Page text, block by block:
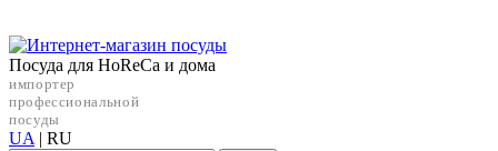
Посуда для HoReCa и дома
импортер
профессиональной
посуды
UA | RU